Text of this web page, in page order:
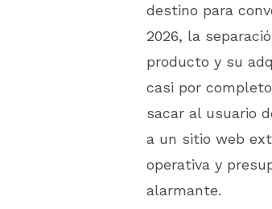
destino para
2026, la
producto y su
casi por
sacar al usuario
a un sitio web
operativa y
alarmante.